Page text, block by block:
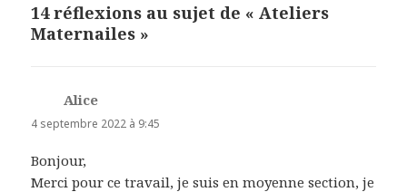
14 réflexions au sujet de « Ateliers
Maternailes »
Alice
4 septembre 2022 à 9:45
Bonjour,
Merci pour ce travail, je suis en moyenne section, je